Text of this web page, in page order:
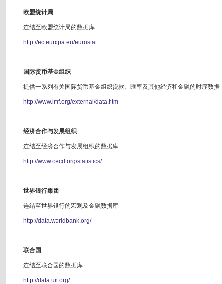
欧盟统计局
连结至欧盟统计局的数据库
http://ec.europa.eu/eurostat
国际货币基金组织
提供一系列有关国际货币基金组织贷款、匯率及其他经济和金融的时序数据
http://www.imf.org/external/data.htm
经济合作与发展组织
连结至经济合作与发展组织的数据库
http://www.oecd.org/statistics/
世界银行集团
连结至世界银行的宏观及金融数据库
http://data.worldbank.org/
联合国
连结至联合国的数据库
http://data.un.org/